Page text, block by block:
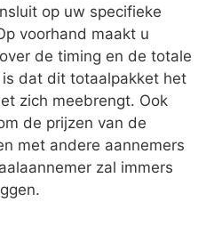
op uw specifieke
voorhand maakt u
de timing en de totale
dat dit totaalpakket het
zich meebrengt. Ook
de prijzen van de
met andere aannemers
zal immers